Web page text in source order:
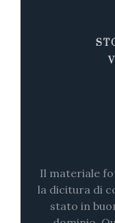
Il materiale
la dicitura di
stato in